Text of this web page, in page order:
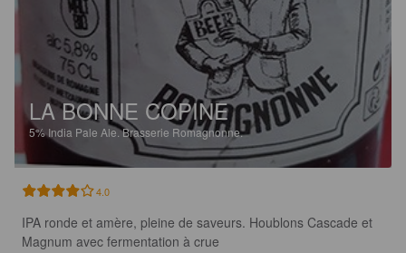
LA BONNE COPINE
5%India Pale Ale.Brasserie Romagnonne.
4.0
IPA ronde et amère, pleine de saveurs. Houblons Cascade et
Magnum avec fermentation à crue